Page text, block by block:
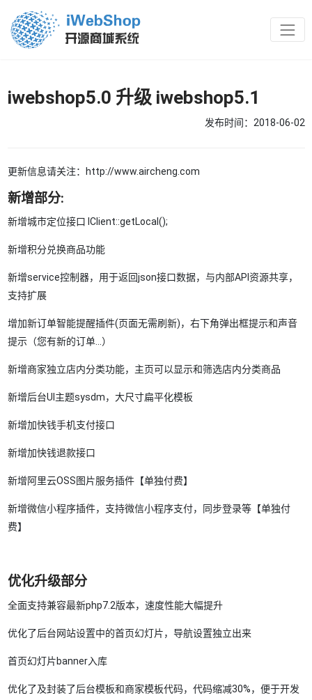
iwebshop5.0 升级 iwebshop5.1
发布时间：2018-06-02
更新信息请关注：http://www.aircheng.com
新增部分:
新增城市定位接口 IClient::getLocal();
新增积分兑换商品功能
新增service控制器，用于返回json接口数据，与内部API资源共享，
支持扩展
增加新订单智能提醒插件(页面无需刷新)，右下角弹出框提示和声音
提示（您有新的订单...）
新增商家独立店内分类功能，主页可以显示和筛选店内分类商品
新增后台UI主题sysdm，大尺寸扁平化模板
新增加快钱手机支付接口
新增加快钱退款接口
新增阿里云OSS图片服务插件【单独付费】
新增微信小程序插件，支持微信小程序支付，同步登录等【单独付
费】
优化升级部分
全面支持兼容最新php7.2版本，速度性能大幅提升
优化了后台网站设置中的首页幻灯片，导航设置独立出来
首页幻灯片banner入库
优化了及封装了后台模板和商家模板代码，代码缩减30%，便于开发